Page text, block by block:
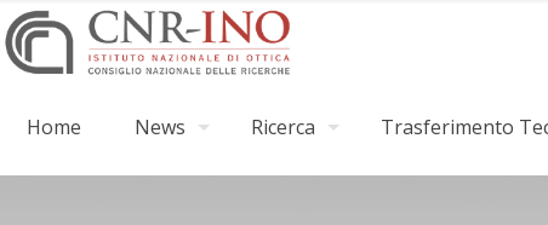
Home News Ricerca Trasferimento